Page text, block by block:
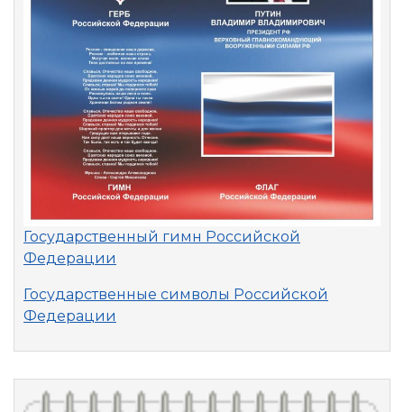
Государственный гимн Российской
Федерации
Государственные символы Российской
Федерации